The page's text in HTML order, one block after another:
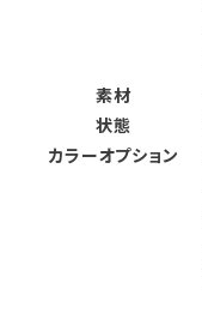
素材
状態
カラーオプション